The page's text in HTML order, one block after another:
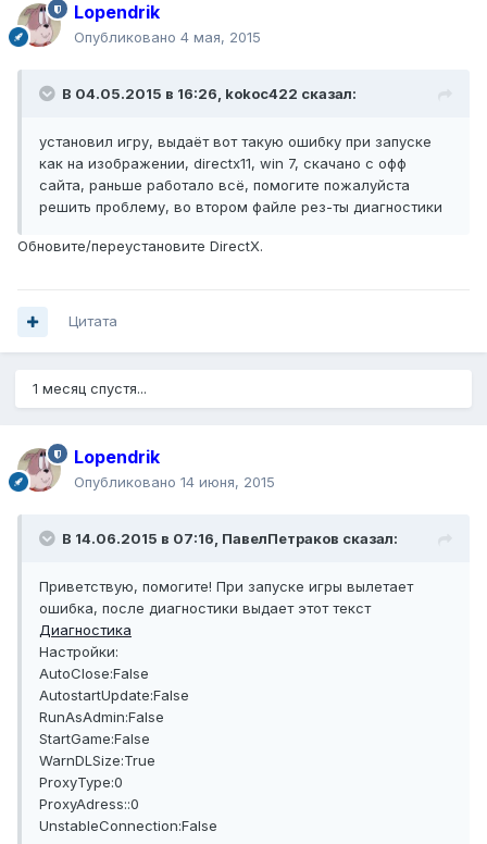
Lopendrik
Опубликовано 4 мая, 2015
В 04.05.2015 в 16:26, kokoc422 сказал:
установил игру, выдаёт вот такую ошибку при запуске
как на изображении, directx11, win 7, скачано с офф
сайта, раньше работало всё, помогите пожалуйста
решить проблему, во втором файле рез-ты диагностики
Обновите/переустановите DirectX.
Цитата
1 месяц спустя...
Lopendrik
Опубликовано 14 июня, 2015
В 14.06.2015 в 07:16, ПавелПетраков сказал:
Приветствую, помогите! При запуске игры вылетает
ошибка, после диагностики выдает этот текст
Диагностика
Настройки:
AutoClose:False
AutostartUpdate:False
RunAsAdmin:False
StartGame:False
WarnDLSize:True
ProxyType:0
ProxyAdress::0
UnstableConnection:False